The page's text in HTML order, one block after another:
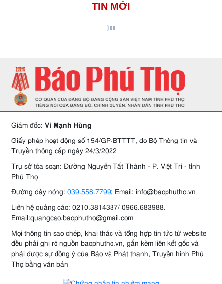
TIN MỚI
Giám đốc: Vi Mạnh Hùng
Giấy phép hoạt động số 154/GP-BTTTT, do Bộ Thông tin và
Truyền thông cấp ngày 24/3/2022
Trụ sở tòa soạn: Đường Nguyễn Tất Thành - P. Việt Trì - tỉnh
Phú Thọ
Đường dây nóng: 039.558.7799; Email: info@baophutho.vn
Liên hệ quảng cáo: 0210.3814337/ 0966.683988.
Email:quangcao.baophutho@gmail.com
Mọi thông tin sao chép, khai thác và tổng hợp tin tức từ website
đều phải ghi rõ nguồn baophutho.vn, gắn kèm liên kết gốc và
phải được sự đồng ý của Báo và Phát thanh, Truyền hình Phú
Thọ bằng văn bản